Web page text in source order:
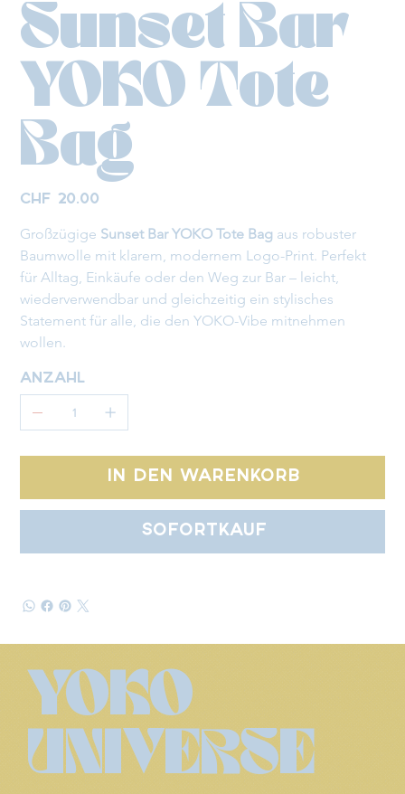
Sunset Bar
YOKO Tote
Bag
Preis
CHF 20.00
Großzügige Sunset Bar YOKO Tote Bag aus robuster
Baumwolle mit klarem, modernem Logo-Print. Perfekt
für Alltag, Einkäufe oder den Weg zur Bar – leicht,
wiederverwendbar und gleichzeitig ein stylisches
Statement für alle, die den YOKO-Vibe mitnehmen
wollen.
Anzahl
In den Warenkorb
Sofortkauf
YOKO
UNIVERSE